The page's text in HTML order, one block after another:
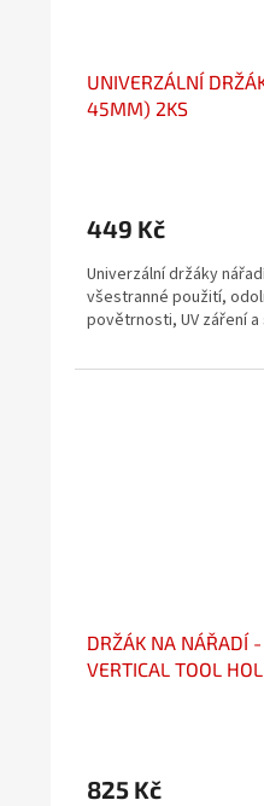
UNIVERZÁLNÍ
45MM) 2KS
449 Kč
Univerzální držáky
všestranné použití,
povětrnosti, UV záření
DRŽÁK NA NÁŘADÍ
VERTICAL TOOL
825 Kč